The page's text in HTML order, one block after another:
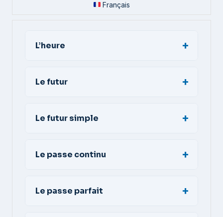
Français
L’heure
Le futur
Le futur simple
Le passe continu
Le passe parfait